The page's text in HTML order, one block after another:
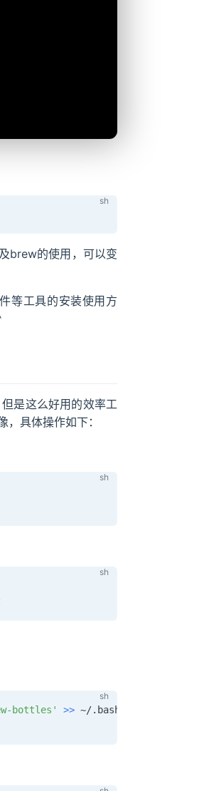
brew的使用，可以变
等工具的安装使用方
是这么好用的效率工
具体操作如下：
bottles' >>